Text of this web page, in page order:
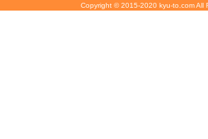
Copyright © 2015-2020 kyu-to.com All